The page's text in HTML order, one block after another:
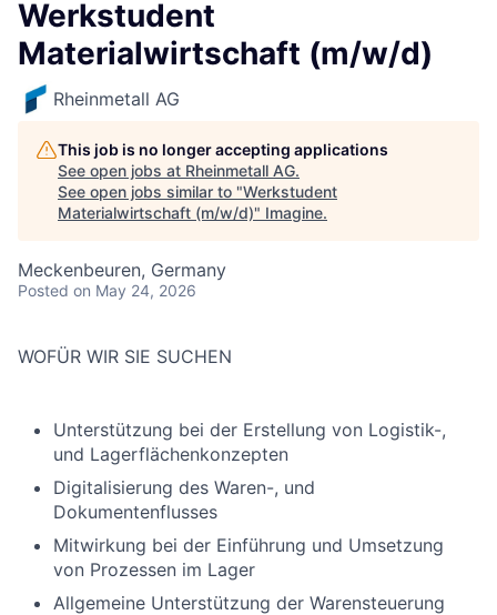
Werkstudent
Materialwirtschaft (m/w/d)
Rheinmetall AG
This job is no longer accepting applications
See open jobs at Rheinmetall AG.
See open jobs similar to "Werkstudent
Materialwirtschaft (m/w/d)" Imagine.
Meckenbeuren, Germany
Posted on May 24, 2026
WOFÜR WIR SIE SUCHEN
Unterstützung bei der Erstellung von Logistik-,
und Lagerflächenkonzepten
Digitalisierung des Waren-, und
Dokumentenflusses
Mitwirkung bei der Einführung und Umsetzung
von Prozessen im Lager
Allgemeine Unterstützung der Warensteuerung